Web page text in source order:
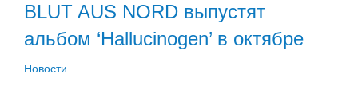
BLUT AUS NORD выпустят
альбом ‘Hallucinogen’ в октябре
Новости